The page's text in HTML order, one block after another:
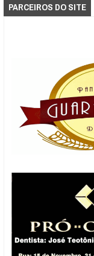
PARCEIROS DO SITE